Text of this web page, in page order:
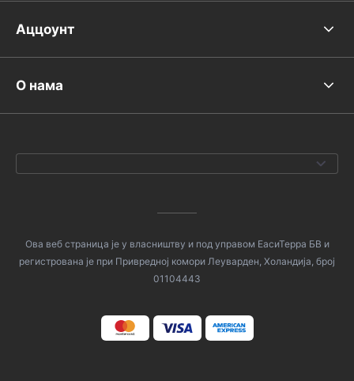
Аццоунт
О нама
Ова веб страница је у власништву и под управом ЕасиТерра БВ и
регистрована је при Привредној комори Леуварден, Холандија, број
01104443